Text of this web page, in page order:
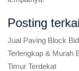
Posting
Jual Paving Block
Terlengkap & Murah
Timur Terdekat